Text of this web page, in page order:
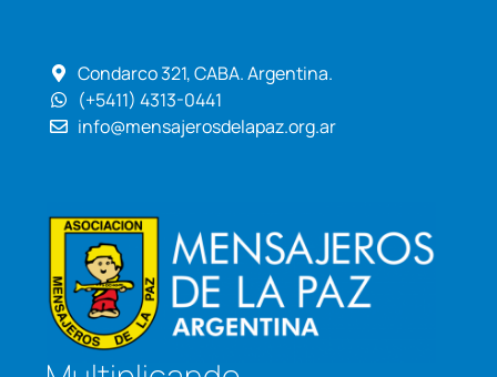
Condarco 321, CABA. Argentina.
(+5411) 4313-0441
info@mensajerosdelapaz.org.ar